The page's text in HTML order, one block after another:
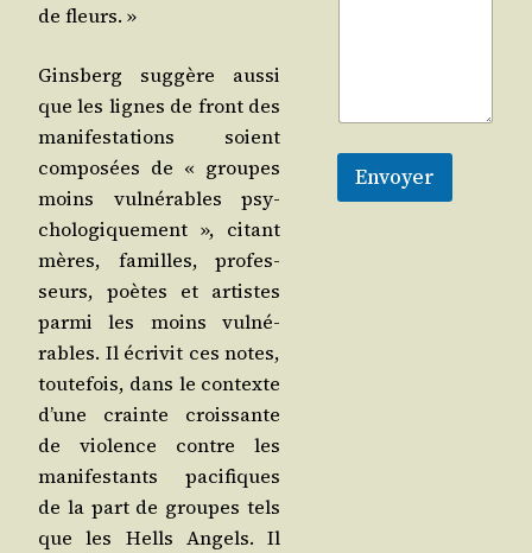
de fleurs. »
Gins­berg sug­gère aus­si
que les lignes de front des
mani­fes­ta­tions soient
com­po­sées de « groupes
moins vul­né­rables psy­
cho­lo­gi­que­ment », citant
mères, familles, pro­fes­
seurs, poètes et artistes
par­mi les moins vul­né­
rables. Il écri­vit ces notes,
tou­te­fois, dans le contexte
d’une crainte crois­sante
de vio­lence contre les
mani­fes­tants paci­fiques
de la part de groupes tels
que les Hells Angels. Il
Envoyer